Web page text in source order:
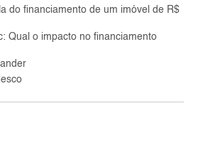
do financiamento de um imóvel de R$
Qual o impacto no financiamento